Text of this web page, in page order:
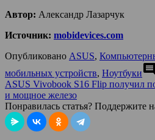
Автор: Александр Лазарчук
Источник: mobidevices.com
Опубликовано ASUS,
мобильных устройств, Ноутбукиcomment
ASUS Vivobook S16 Flip получил
и мощное железо
Понравилась статья? Поддержите